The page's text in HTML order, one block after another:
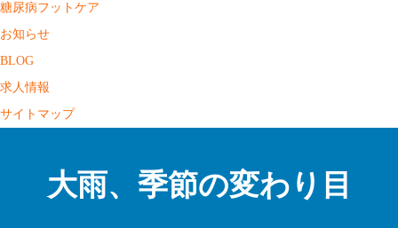
糖尿病フットケア
お知らせ
BLOG
求人情報
サイトマップ
大雨、季節の変わり目